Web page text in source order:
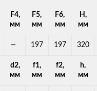
F4,
мм
F5,
мм
F6,
мм
H,
мм
— 197 197 320
d2,
мм
f1,
мм
f2,
мм
h,
мм